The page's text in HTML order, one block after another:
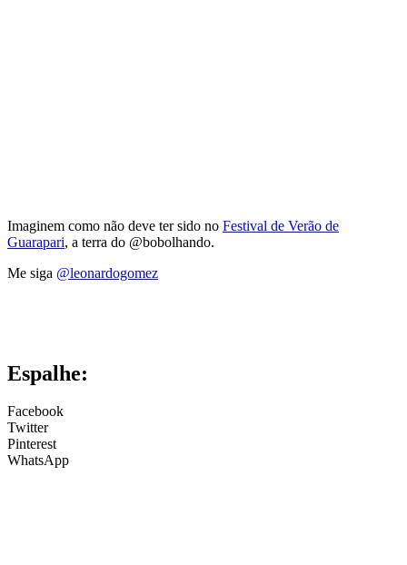
Imaginem como não deve ter sido no Festival de Verão de
Guarapari, a terra do @bobolhando.
Me siga @leonardogomez
Espalhe:
Facebook
Twitter
Pinterest
WhatsApp